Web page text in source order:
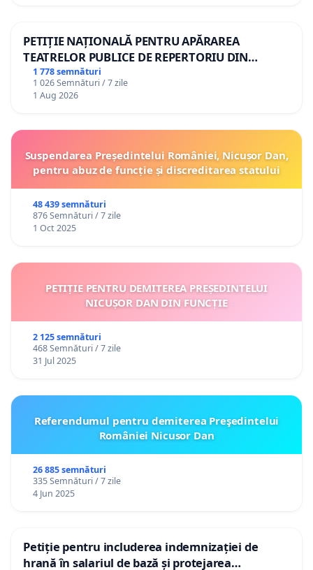
PETIȚIE NAȚIONALĂ PENTRU APĂRAREA
TEATRELOR PUBLICE DE REPERTORIU DIN
ROMÂNIA
1 778 semnături
1 026 Semnături / 7 zile
1 Aug 2026
Suspendarea Președintelui României, Nicușor Dan,
pentru abuz de funcție și discreditarea statului
48 439 semnături
876 Semnături / 7 zile
1 Oct 2025
PETIȚIE PENTRU DEMITEREA PREȘEDINTELUI
NICUȘOR DAN DIN FUNCȚIE
2 125 semnături
468 Semnături / 7 zile
31 Jul 2025
Referendumul pentru demiterea Preşedintelui
României Nicusor Dan
26 885 semnături
335 Semnături / 7 zile
4 Jun 2025
Petiție pentru includerea indemnizației de
hrană în salariul de bază și protejarea